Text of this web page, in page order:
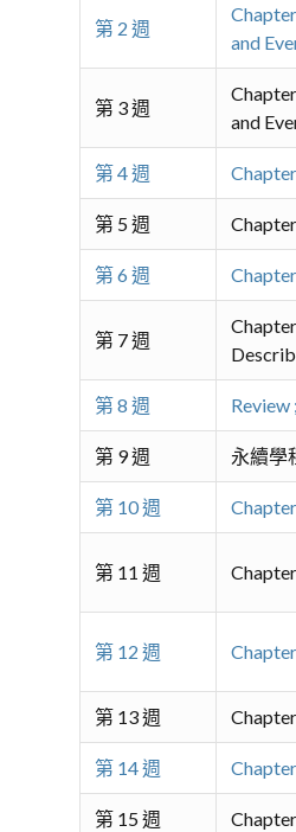
第 2 週
and
第 3 週
and
第 4 週
第 5 週
第 6 週
第 7 週
第 8 週 Review
第 9 週 永續學
第 10 週
第 11 週
第 12 週
第 13 週
第 14 週
第 15 週